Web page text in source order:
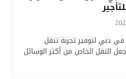
في دبي لتوفير تجربة تنقل
النقل الخاص من أكثر الوسائل